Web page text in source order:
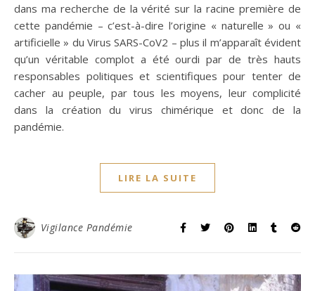
dans ma recherche de la vérité sur la racine première de
cette pandémie – c’est-à-dire l’origine « naturelle » ou «
artificielle » du Virus SARS-CoV2 – plus il m’apparaît évident
qu’un véritable complot a été ourdi par de très hauts
responsables politiques et scientifiques pour tenter de
cacher au peuple, par tous les moyens, leur complicité
dans la création du virus chimérique et donc de la
pandémie.
LIRE LA SUITE
Vigilance Pandémie